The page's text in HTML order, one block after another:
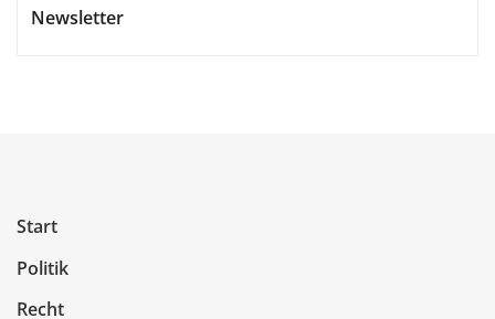
Newsletter
Start
Politik
Recht